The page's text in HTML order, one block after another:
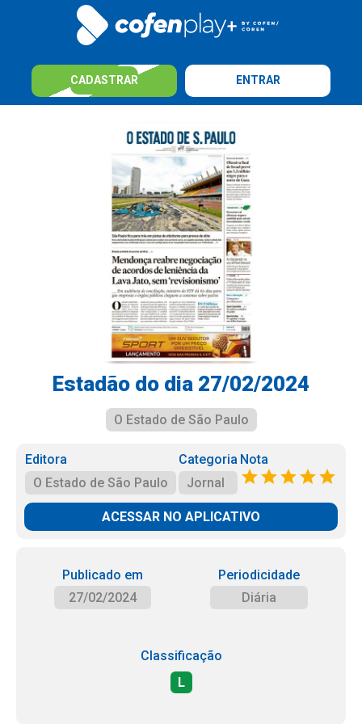
CADASTRAR ENTRAR
Estadão do dia 27/02/2024
O Estado de São Paulo
Editora
O Estado de São Paulo
Categoria
Jornal
Nota
ACESSAR NO APLICATIVO
Publicado em
27/02/2024
Periodicidade
Diária
Classificação
L